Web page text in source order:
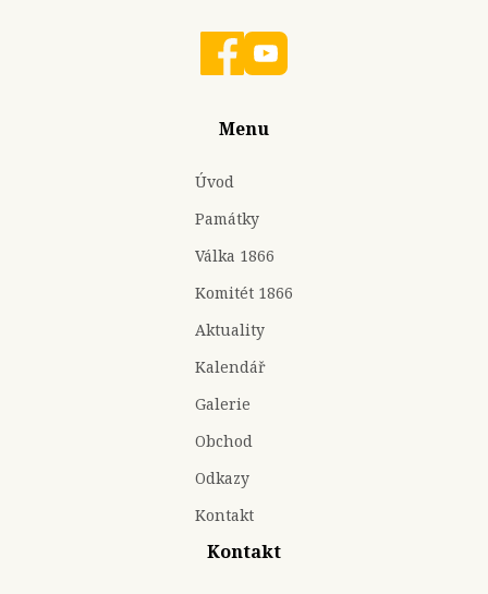
Menu
Úvod
Památky
Válka 1866
Komitét 1866
Aktuality
Kalendář
Galerie
Obchod
Odkazy
Kontakt
Kontakt